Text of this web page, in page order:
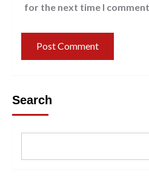
for the next time I
Search